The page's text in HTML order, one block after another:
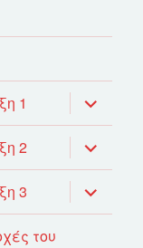
1 του
μενού
2 του
μενού
3 του
μενού
του